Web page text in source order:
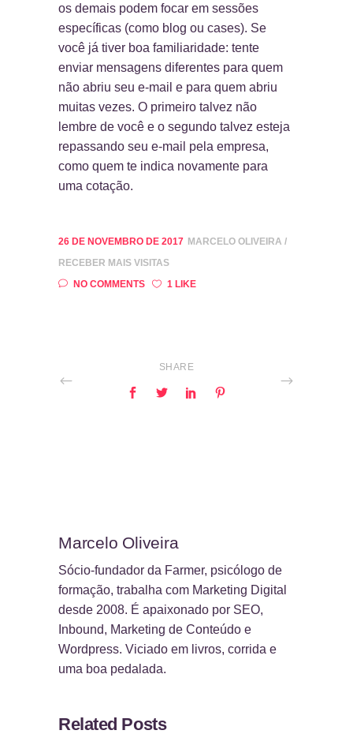
os demais podem focar em sessões
específicas (como blog ou cases). Se
você já tiver boa familiaridade: tente
enviar mensagens diferentes para quem
não abriu seu e-mail e para quem abriu
muitas vezes. O primeiro talvez não
lembre de você e o segundo talvez esteja
repassando seu e-mail pela empresa,
como quem te indica novamente para
uma cotação.
26 DE NOVEMBRO DE 2017 MARCELO OLIVEIRA
RECEBER MAIS VISITAS
NO COMMENTS
1 LIKE
SHARE
Marcelo Oliveira
Sócio-fundador da Farmer, psicólogo de
formação, trabalha com Marketing Digital
desde 2008. É apaixonado por SEO,
Inbound, Marketing de Conteúdo e
Wordpress. Viciado em livros, corrida e
uma boa pedalada.
Related Posts